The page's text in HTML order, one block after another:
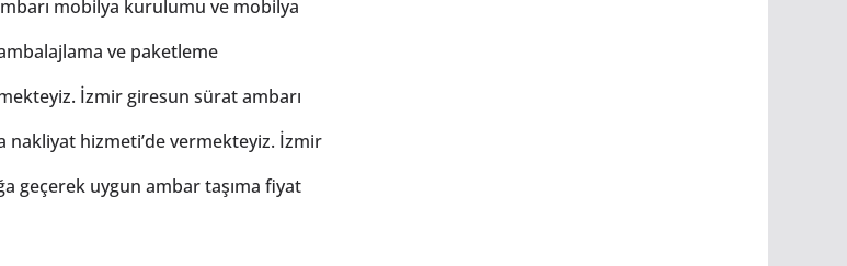
mobilya kurulumu ve mobilya
ve paketleme
İzmir giresun sürat ambarı
nakliyat hizmeti’de vermekteyiz. İzmir
geçerek uygun ambar taşıma fiyat